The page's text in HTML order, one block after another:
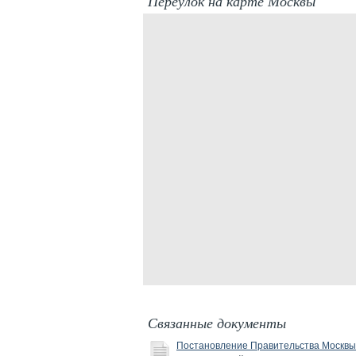
Связанные документы
Постановление Правительства